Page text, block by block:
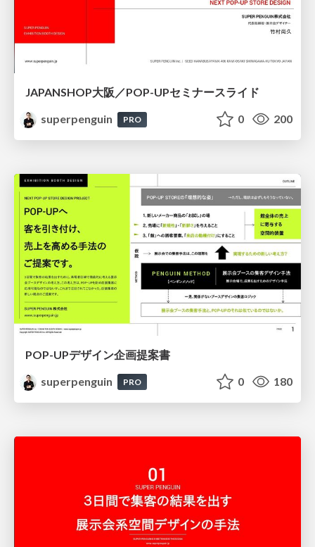
JAPANSHOP大阪／POP-UPセミナースライド
superpenguin
PRO 0 200
POP-UPデザイン企画提案書
superpenguin
PRO 0 180